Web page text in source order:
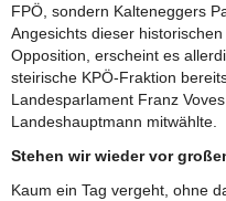
FPÖ, sondern Kalteneggers
Angesichts dieser
Opposition, erscheint es
steirische KPÖ-Fraktion
Landesparlament Franz
Landeshauptmann mitwählte.
Stehen wir wieder vor
Kaum ein Tag vergeht, ohne